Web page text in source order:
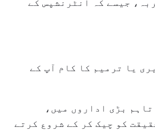
جیسے کہ انٹرنشپس کے
یا ترمیم کا کام آپ کے
بڑی اداروں میں،
کو چیک کر کے شروع کرتے